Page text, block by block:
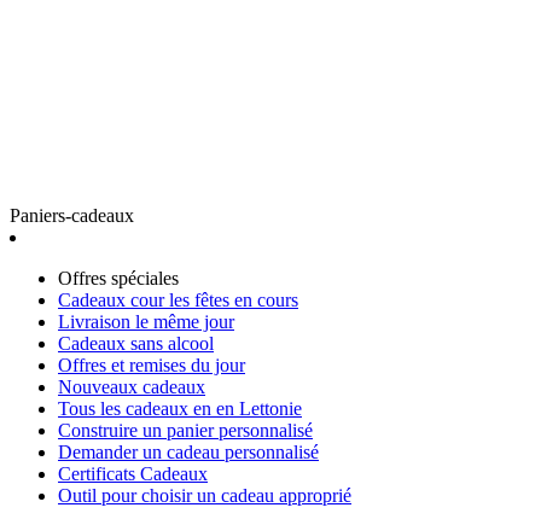
Paniers-cadeaux
Offres spéciales
Cadeaux cour les fêtes en cours
Livraison le même jour
Cadeaux sans alcool
Offres et remises du jour
Nouveaux cadeaux
Tous les cadeaux en en Lettonie
Construire un panier personnalisé
Demander un cadeau personnalisé
Certificats Cadeaux
Outil pour choisir un cadeau approprié